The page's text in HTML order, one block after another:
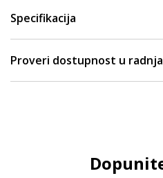
Specifikacija
Proveri dostupnost u